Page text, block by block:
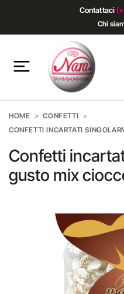
Contattaci
Chi
HOME
CONFETTI
CONFETTI INCARTATI
Confetti
gusto mix